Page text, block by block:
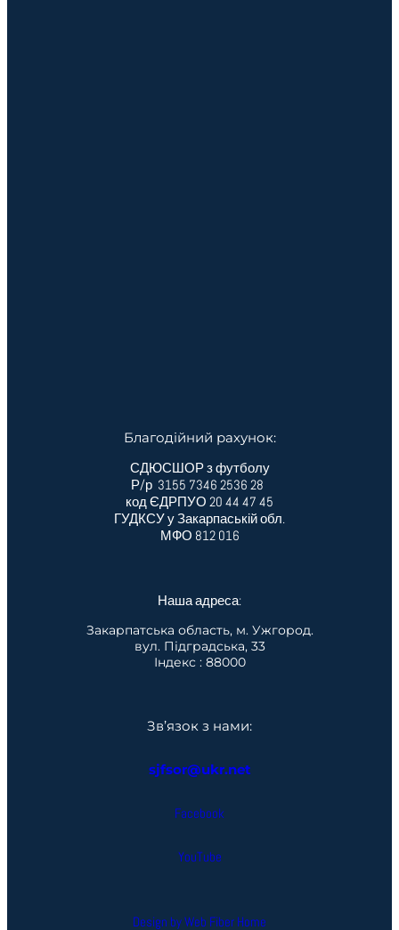
Благодійний рахунок:
СДЮСШОР з футболу
Р/р 3155 7346 2536 28
код ЄДРПУО 20 44 47 45
ГУДКСУ у Закарпаській обл.
МФО 812 016
Наша адреса:
Закарпатська область, м. Ужгород.
вул. Підградська, 33
Індекс : 88000
Зв’язок з нами:
sjfsor@ukr.net
Facebook
YouTube
Design by Web Fiber Home